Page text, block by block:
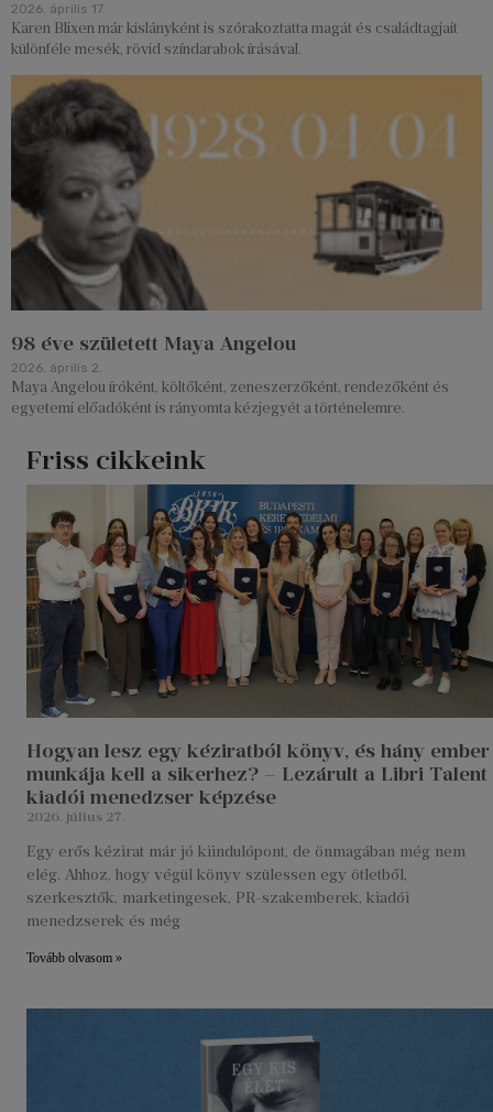
2026. április 17.
Karen Blixen már kislányként is szórakoztatta magát és családtagjait
különféle mesék, rövid színdarabok írásával.
98 éve született Maya Angelou
2026. április 2.
Maya Angelou íróként, költőként, zeneszerzőként, rendezőként és
egyetemi előadóként is rányomta kézjegyét a történelemre.
Friss cikkeink
Hogyan lesz egy kéziratból könyv, és hány ember
munkája kell a sikerhez? – Lezárult a Libri Talent
kiadói menedzser képzése
2026. július 27.
Egy erős kézirat már jó kiindulópont, de önmagában még nem
elég. Ahhoz, hogy végül könyv szülessen egy ötletből,
szerkesztők, marketingesek, PR-szakemberek, kiadói
menedzserek és még
Tovább olvasom »